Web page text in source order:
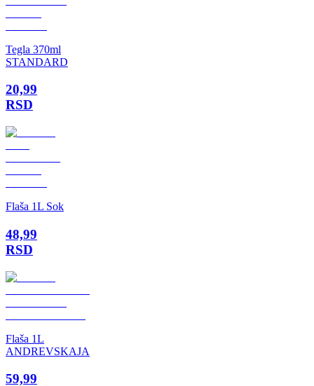
Tegla 370ml
STANDARD
20,99
RSD
Flaša 1L Sok
48,99
RSD
Flaša 1L
ANDREVSKAJA
59,99